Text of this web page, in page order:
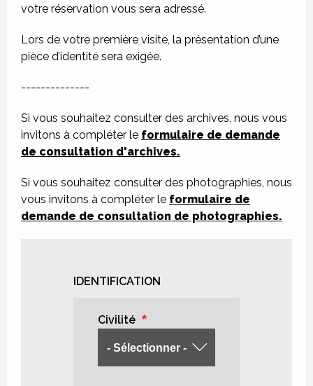
votre réservation vous sera adressé.
Lors de votre première visite, la présentation d’une
pièce d’identité sera exigée.
--------------
Si vous souhaitez consulter des archives, nous vous
invitons à compléter le formulaire de demande
de consultation d'archives.
Si vous souhaitez consulter des photographies, nous
vous invitons à compléter le formulaire de
demande de consultation de photographies.
IDENTIFICATION
Civilité